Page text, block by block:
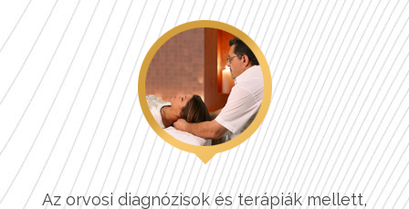
Az orvosi diagnózisok és terápiák mellett,